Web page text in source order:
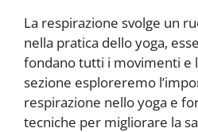
La respirazione svolge un
nella pratica dello yoga,
fondano tutti i movimenti e
sezione esploreremo
respirazione nello yoga e
tecniche per migliorare la